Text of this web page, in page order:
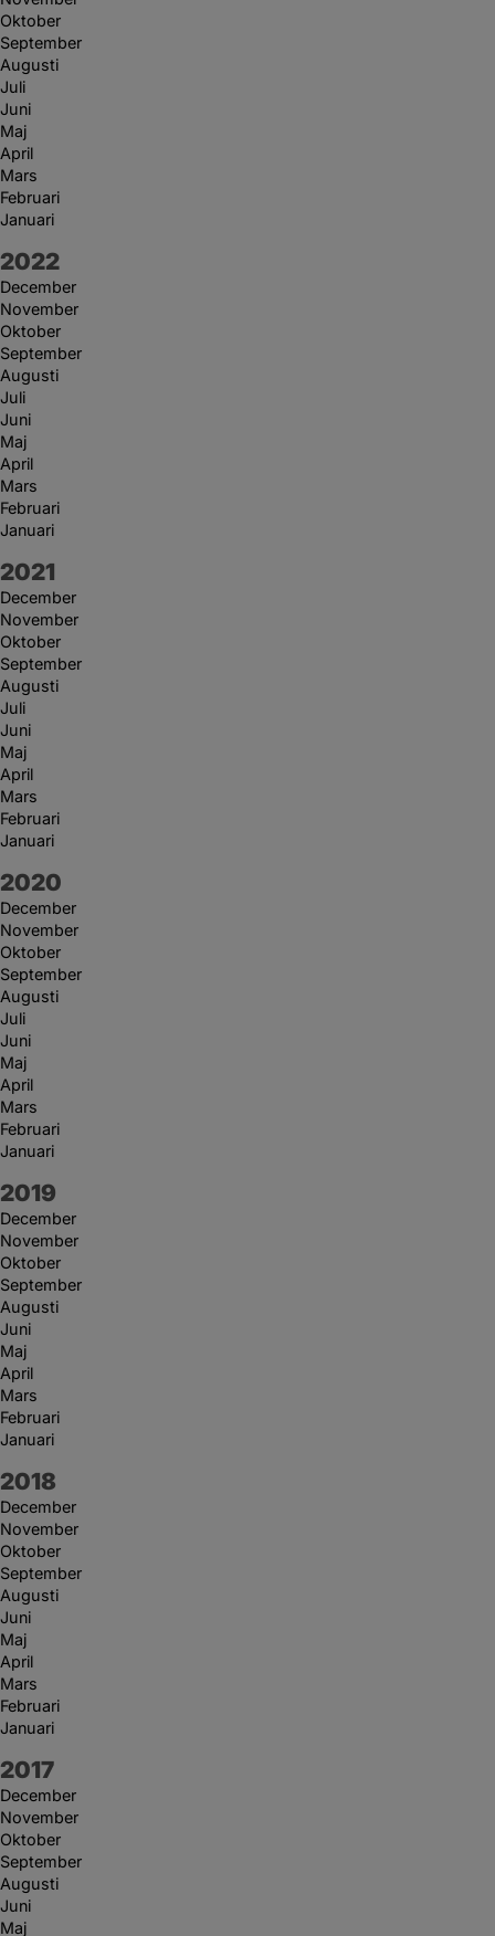
Oktober
September
Augusti
Juli
Juni
Maj
April
Mars
Februari
Januari
År:
2022
December
November
Oktober
September
Augusti
Juli
Juni
Maj
April
Mars
Februari
Januari
År:
2021
December
November
Oktober
September
Augusti
Juli
Juni
Maj
April
Mars
Februari
Januari
År:
2020
December
November
Oktober
September
Augusti
Juli
Juni
Maj
April
Mars
Februari
Januari
År:
2019
December
November
Oktober
September
Augusti
Juni
Maj
April
Mars
Februari
Januari
År:
2018
December
November
Oktober
September
Augusti
Juni
Maj
April
Mars
Februari
Januari
År:
2017
December
November
Oktober
September
Augusti
Juni
Maj